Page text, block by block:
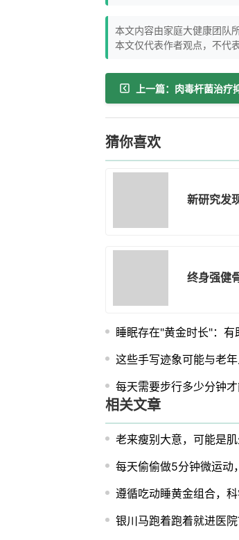
本文内容由家庭大健康团队
本文仅代表作者观点，不代
猜你喜欢
新研究发
终身强健
睡眠存在"黄金时长"：
这些手写迹象可能与老
每天需要步行多少分钟
相关文章
老来瘦别大意，可能是
每天偷偷做5分钟微运动
遵循吃动睡黄金组合，
银川马跑着跑着就进医